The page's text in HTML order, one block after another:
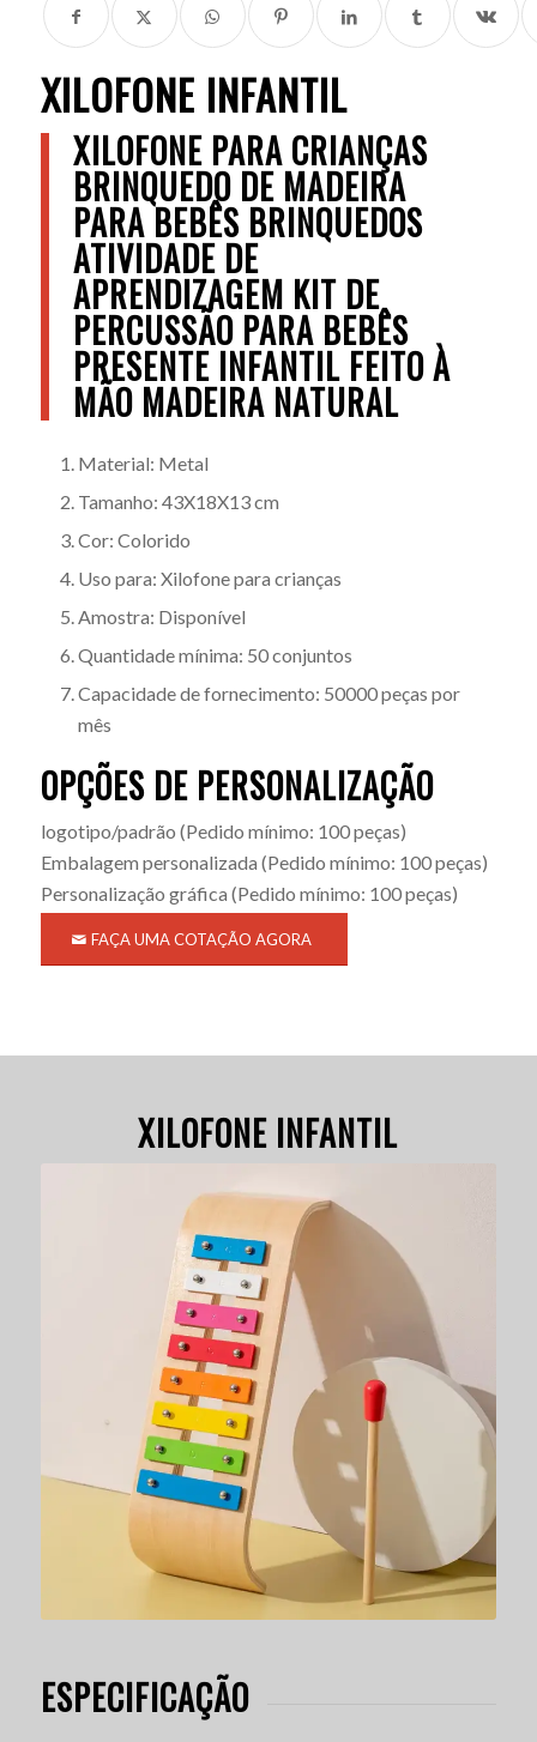
XILOFONE INFANTIL
XILOFONE PARA CRIANÇAS
BRINQUEDO DE MADEIRA
PARA BEBÊS BRINQUEDOS
ATIVIDADE DE
APRENDIZAGEM KIT DE
PERCUSSÃO PARA BEBÊS
PRESENTE INFANTIL FEITO À
MÃO MADEIRA NATURAL
Material: Metal
Tamanho: 43X18X13 cm
Cor: Colorido
Uso para: Xilofone para crianças
Amostra: Disponível
Quantidade mínima: 50 conjuntos
Capacidade de fornecimento: 50000 peças por
mês
OPÇÕES DE PERSONALIZAÇÃO
logotipo/padrão (Pedido mínimo: 100 peças)
Embalagem personalizada (Pedido mínimo: 100 peças)
Personalização gráfica (Pedido mínimo: 100 peças)
FAÇA UMA COTAÇÃO AGORA
XILOFONE INFANTIL
ESPECIFICAÇÃO